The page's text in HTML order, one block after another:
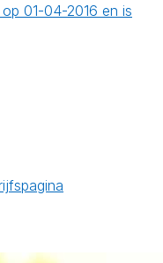
01-04-2016 en is